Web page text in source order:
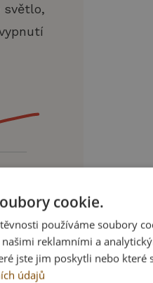
světlo,
cookie.
používáme soubory
reklamními a
jste jim poskytli nebo které
údajů